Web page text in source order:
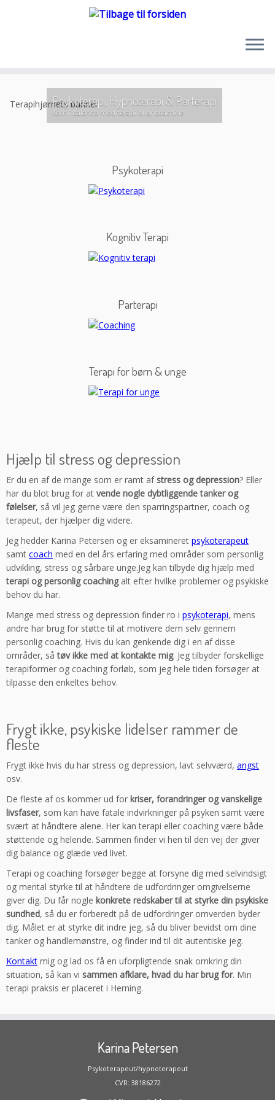
Psykoterapi, Hypnoterapi & Parterapi
Kom i balance med terapi eller coaching
Psykoterapi
Kognitiv Terapi
Parterapi
Terapi for børn & unge
Hjælp til stress og depression
Er du en af de mange som er ramt afstress og depression? Eller
har du blot brug for at vende nogle dybtliggende tanker og
følelser, så vil jeg gerne være den sparringspartner, coach og
terapeut, der hjælper dig videre.
Jeg hedder Karina Petersen og er eksamineret psykoterapeut
samt coach med en del års erfaring med områder som personlig
udvikling, stress og sårbare unge.Jeg kan tilbyde dig hjælp med
terapi og personlig coachingalt efter hvilke problemer og psykiske
behov du har.
Mange med stress og depression finder ro i psykoterapi, mens
andre har brug for støtte til at motivere dem selv gennem
personlig coaching. Hvis du kan genkende dig i en af disse
områder, såtøv ikke med at kontakte mig. Jeg tilbyder forskellige
terapiformer og coaching forløb, som jeg hele tiden forsøger at
tilpasse den enkeltes behov.
Frygt ikke, psykiske lidelser rammer de
fleste
Frygt ikke hvis du har stress og depression, lavt selvværd, angst
osv.
De fleste af os kommer ud for kriser, forandringer og vanskelige
livsfaser, som kan have fatale indvirkninger på psyken samt være
svært at håndtere alene. Her kan terapi eller coaching være både
støttende og helende. Sammen finder vi hen til den vej der giver
dig balance og glæde ved livet.
Terapi og coaching forsøger begge at forsyne dig med selvindsigt
og mental styrke til at håndtere de udfordringer omgivelserne
giver dig. Du får nogle konkrete redskaber til at styrke din psykiske
sundhed, så du er forberedt på de udfordringer omverden byder
dig. Målet er at styrke dit indre jeg, så du bliver bevidst om dine
tanker og handlemønstre, og finder ind til dit autentiske jeg.
Kontakt mig og lad os få en uforpligtende snak omkring din
situation, så kan vi sammen afklare, hvad du har brug for. Min
terapi praksis er placeret i Herning.
Karina Petersen
Psykoterapeut/hypnoterapeut
CVR: 38186272